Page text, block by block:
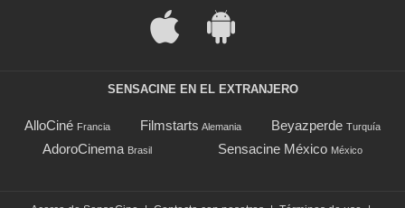
SENSACINE EN EL EXTRANJERO
AlloCiné Francia Filmstarts Alemania Beyazperde Turquía
AdoroCinema Brasil Sensacine México México